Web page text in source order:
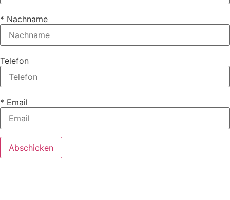
* Nachname
Telefon
* Email